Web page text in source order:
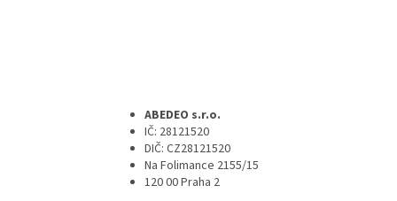
ABEDEO s.r.o.
IČ: 28121520
DIČ: CZ28121520
Na Folimance 2155/15
120 00 Praha 2